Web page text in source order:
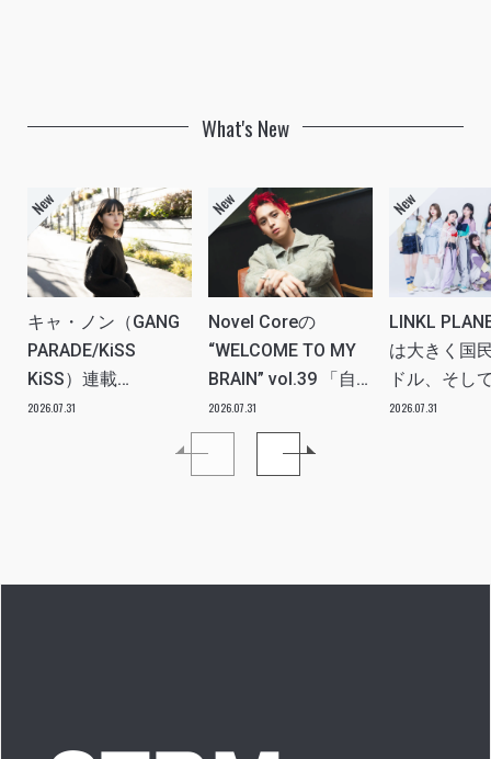
What's New
キャ・ノン（GANG
PARADE/KiSS
KiSS）連載
vol.112「特別企画
2026.07.31
Novel Coreの
“WELCOME TO MY
BRAIN” vol.39 「自
分たちの世代のルー
ツ、カルチャーなど
2026.07.31
LINKL
は大きく国
ドル、そし
ツアー。い
2026.07.31